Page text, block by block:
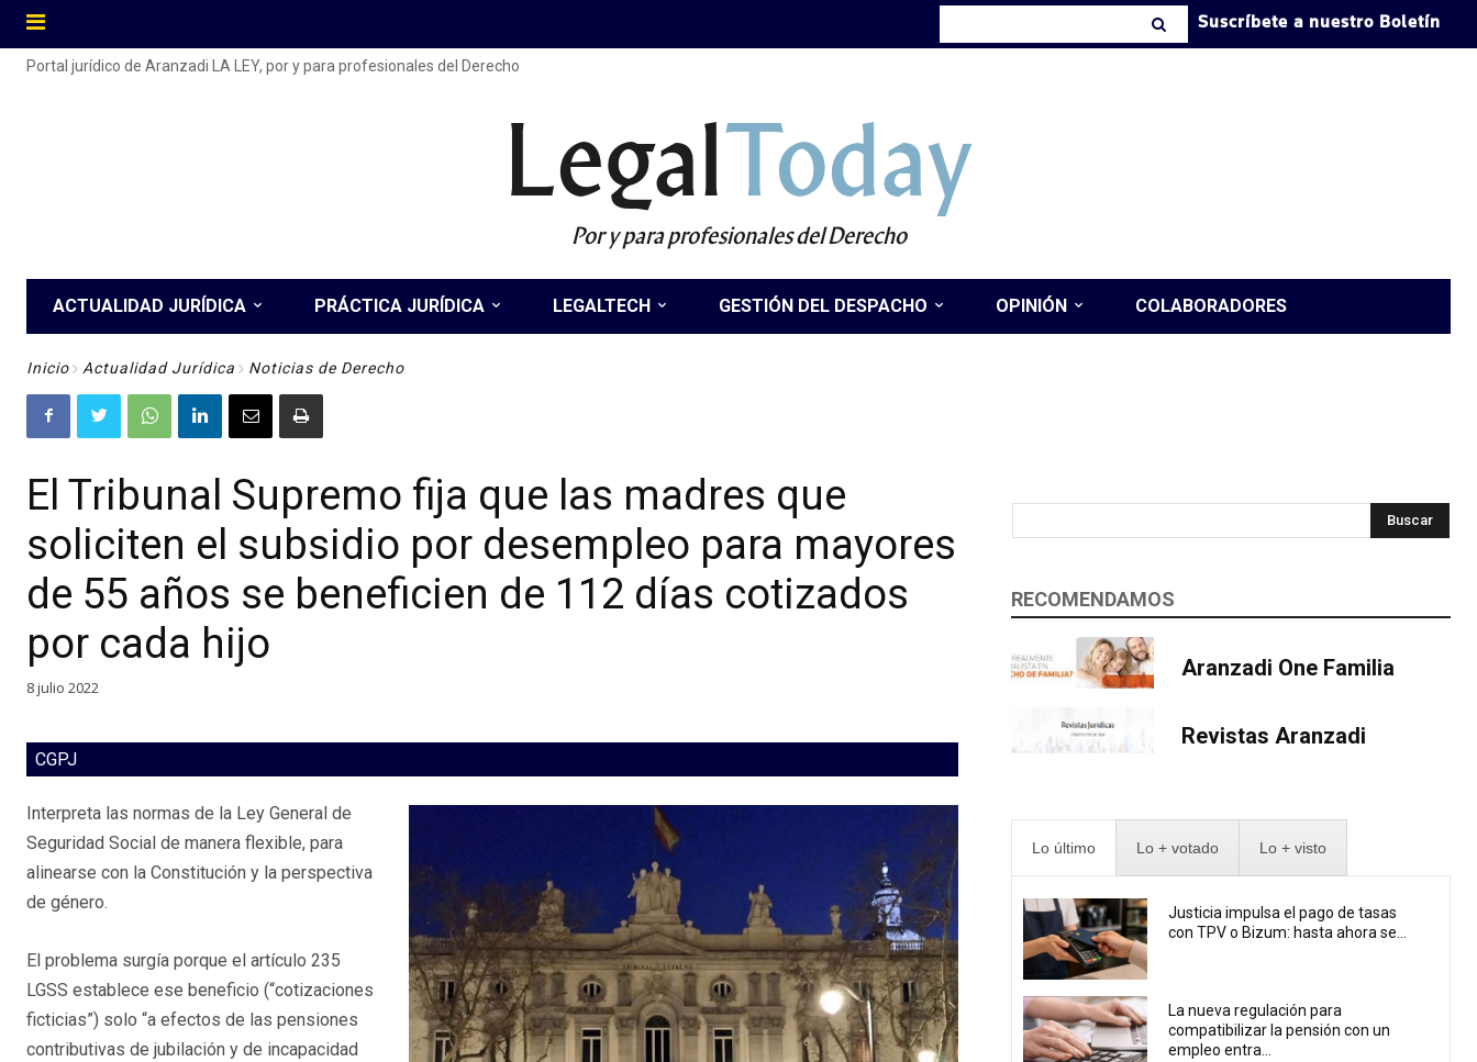
Suscríbete a nuestro Boletín
Portal jurídico de Aranzadi LA LEY, por y para profesionales del Derecho
LegalToday
Por y para profesionales del Derecho
ACTUALIDAD JURÍDICA PRÁCTICA JURÍDICA LEGALTECH GESTIÓN DEL DESPACHO OPINIÓN COLABORADORES
Inicio Actualidad Jurídica Noticias de Derecho
El Tribunal Supremo fija que las madres que
soliciten el subsidio por desempleo para mayores
de 55 años se beneficien de 112 días cotizados
por cada hijo
8 julio 2022
CGPJ
Interpreta las normas de la Ley General de
Seguridad Social de manera flexible, para
alinearse con la Constitución y la perspectiva
de género.
El problema surgía porque el artículo 235
LGSS establece ese beneficio (“cotizaciones
ficticias”) solo “a efectos de las pensiones
contributivas de jubilación y de incapacidad
Buscar
RECOMENDAMOS
Aranzadi One Familia
Revistas Aranzadi
Lo último Lo + votado Lo + visto
Justicia impulsa el pago de tasas
con TPV o Bizum: hasta ahora se...
La nueva regulación para
compatibilizar la pensión con un
empleo entra...